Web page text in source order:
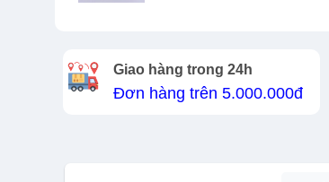
Giao hàng trong 24h
Đơn hàng trên 5.000.000đ